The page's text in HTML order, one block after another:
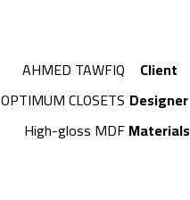
Client
AHMED TAWFIQ
Designer
OPTIMUM CLOSETS
Materials
High-gloss MDF